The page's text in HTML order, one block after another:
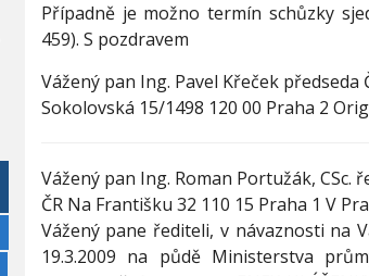
Případně je možno termín schůzky
459). S pozdravem
Vážený pan Ing. Pavel Křeček
Sokolovská 15/1498 120 00 Praha 2
Vážený pan Ing. Roman Portužák,
ČR Na Františku 32 110 15 Praha 1 V
Vážený pane řediteli, v návaznosti na
19.3.2009 na půdě Ministerstva